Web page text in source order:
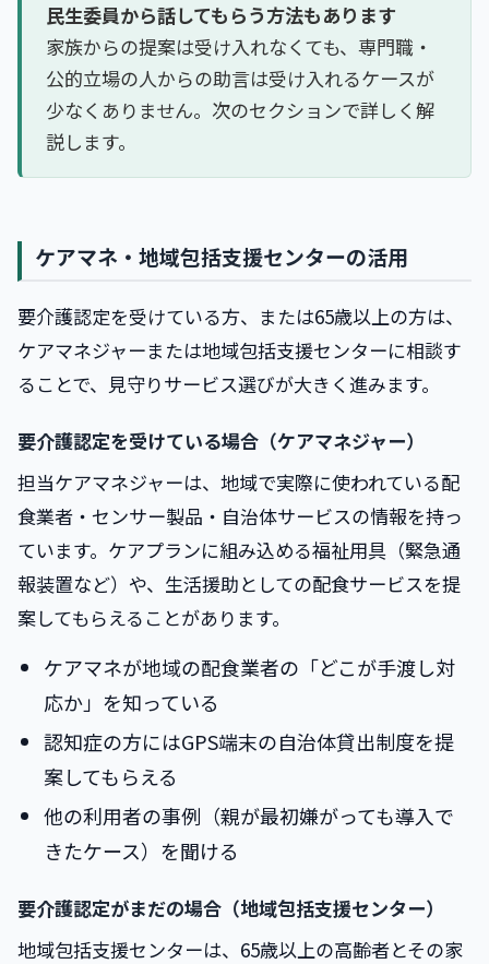
民生委員から話してもらう方法もあります
家族からの提案は受け入れなくても、専門職・
公的立場の人からの助言は受け入れるケースが
少なくありません。次のセクションで詳しく解
説します。
ケアマネ・地域包括支援センターの活用
要介護認定を受けている方、または65歳以上の方は、
ケアマネジャーまたは地域包括支援センターに相談す
ることで、見守りサービス選びが大きく進みます。
要介護認定を受けている場合（ケアマネジャー）
担当ケアマネジャーは、地域で実際に使われている配
食業者・センサー製品・自治体サービスの情報を持っ
ています。ケアプランに組み込める福祉用具（緊急通
報装置など）や、生活援助としての配食サービスを提
案してもらえることがあります。
ケアマネが地域の配食業者の「どこが手渡し対
応か」を知っている
認知症の方にはGPS端末の自治体貸出制度を提
案してもらえる
他の利用者の事例（親が最初嫌がっても導入で
きたケース）を聞ける
要介護認定がまだの場合（地域包括支援センター）
地域包括支援センターは、65歳以上の高齢者とその家